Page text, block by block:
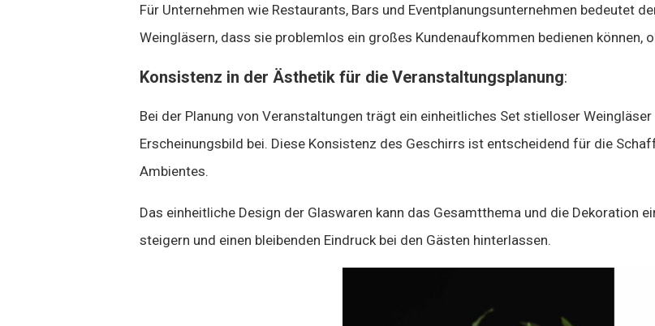
Für Unternehmen wie Restaurants, Bars und Eventplanungsunternehmen bedeutet
Weingläsern, dass sie problemlos ein großes Kundenaufkommen bedienen können,
Konsistenz in der Ästhetik für die Veranstaltungsplanung:
Bei der Planung von Veranstaltungen trägt ein einheitliches Set stielloser
Erscheinungsbild bei. Diese Konsistenz des Geschirrs ist entscheidend für die
Ambientes.
Das einheitliche Design der Glaswaren kann das Gesamtthema und die Dekoration
steigern und einen bleibenden Eindruck bei den Gästen hinterlassen.